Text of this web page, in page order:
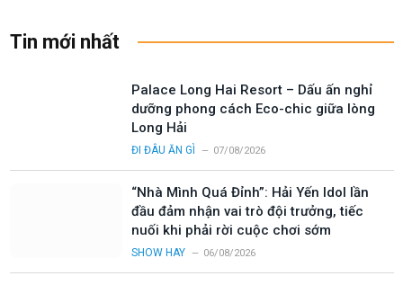
Tin mới nhất
Palace Long Hai Resort – Dấu ấn nghỉ
dưỡng phong cách Eco-chic giữa lòng
Long Hải
ĐI ĐÂU ĂN GÌ 07/08/2026
“Nhà Mình Quá Đỉnh”: Hải Yến Idol lần
đầu đảm nhận vai trò đội trưởng, tiếc
nuối khi phải rời cuộc chơi sớm
SHOW HAY 06/08/2026